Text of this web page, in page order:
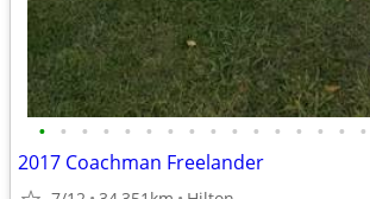
• • • • • • • • • • • • • • • •
2017 Coachman Freelander